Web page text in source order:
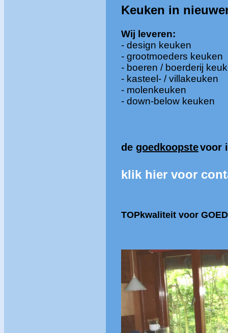
Keuken in
Wij leveren:
- design keuken
- grootmoeders keuken
- boeren / boerderij
- kasteel- / villakeuken
- molenkeuken
- down-below keuken
de goedkoopstevoor
klik hier voor
TOPkwaliteit voor